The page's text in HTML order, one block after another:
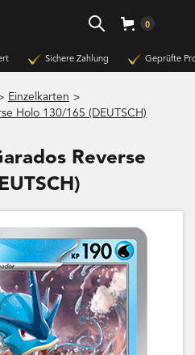
0
Sichere Zahlung Geprüfte
Einzelkarten >
Holo 130/165 (DEUTSCH)
Reverse